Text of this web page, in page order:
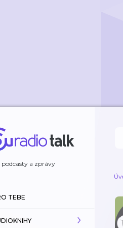
podcasty a zprávy
TEBE